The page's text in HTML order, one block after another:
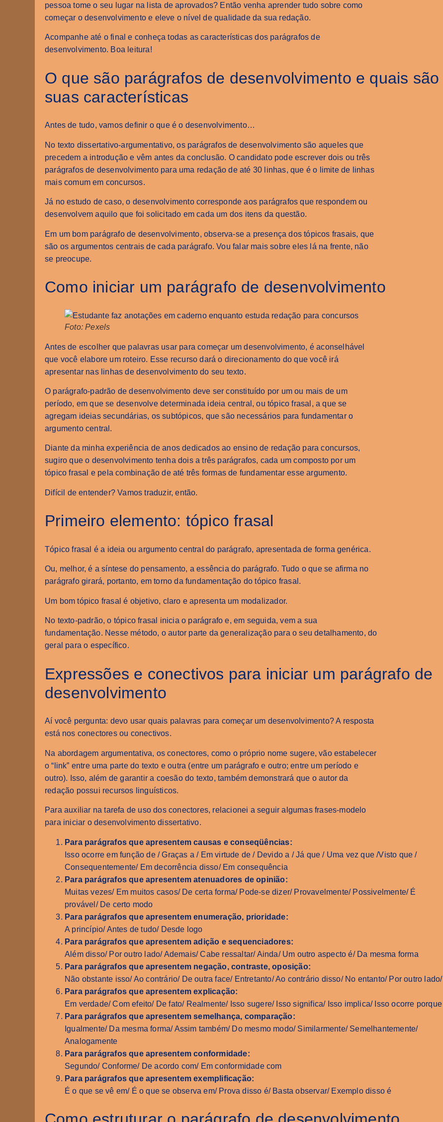
pessoa tome o seu lugar na lista de aprovados? Então venha aprender tudo sobre como
começar o desenvolvimento e eleve o nível de qualidade da sua redação.
Acompanhe até o final e conheça todas as características dos parágrafos de
desenvolvimento. Boa leitura!
O que são parágrafos de desenvolvimento e quais são
suas características
Antes de tudo, vamos definir o que é o desenvolvimento…
No texto dissertativo-argumentativo, os parágrafos de desenvolvimento são aqueles que
precedem a introdução e vêm antes da conclusão. O candidato pode escrever dois ou três
parágrafos de desenvolvimento para uma redação de até 30 linhas, que é o limite de linhas
mais comum em concursos.
Já no estudo de caso, o desenvolvimento corresponde aos parágrafos que respondem ou
desenvolvem aquilo que foi solicitado em cada um dos itens da questão.
Em um bom parágrafo de desenvolvimento, observa-se a presença dos tópicos frasais, que
são os argumentos centrais de cada parágrafo. Vou falar mais sobre eles lá na frente, não
se preocupe.
Como iniciar um parágrafo de desenvolvimento
Foto: Pexels
Antes de escolher que palavras usar para começar um desenvolvimento, é aconselhável
que você elabore um roteiro. Esse recurso dará o direcionamento do que você irá
apresentar nas linhas de desenvolvimento do seu texto.
O parágrafo-padrão de desenvolvimento deve ser constituído por um ou mais de um
período, em que se desenvolve determinada ideia central, ou tópico frasal, a que se
agregam ideias secundárias, os subtópicos, que são necessários para fundamentar o
argumento central.
Diante da minha experiência de anos dedicados ao ensino de redação para concursos,
sugiro que o desenvolvimento tenha dois a três parágrafos, cada um composto por um
tópico frasal e pela combinação de até três formas de fundamentar esse argumento.
Difícil de entender? Vamos traduzir, então.
Primeiro elemento: tópico frasal
Tópico frasal é a ideia ou argumento central do parágrafo, apresentada de forma genérica.
Ou, melhor, é a síntese do pensamento, a essência do parágrafo. Tudo o que se afirma no
parágrafo girará, portanto, em torno da fundamentação do tópico frasal.
Um bom tópico frasal é objetivo, claro e apresenta um modalizador.
No texto-padrão, o tópico frasal inicia o parágrafo e, em seguida, vem a sua
fundamentação. Nesse método, o autor parte da generalização para o seu detalhamento, do
geral para o específico.
Expressões e conectivos para iniciar um parágrafo de
desenvolvimento
Aí você pergunta: devo usar quais palavras para começar um desenvolvimento? A resposta
está nos conectores ou conectivos.
Na abordagem argumentativa, os conectores, como o próprio nome sugere, vão estabelecer
o “link” entre uma parte do texto e outra (entre um parágrafo e outro; entre um período e
outro). Isso, além de garantir a coesão do texto, também demonstrará que o autor da
redação possui recursos linguísticos.
Para auxiliar na tarefa de uso dos conectores, relacionei a seguir algumas frases-modelo
para iniciar o desenvolvimento dissertativo.
Para parágrafos que apresentem causas e conseqüências:
Isso ocorre em função de / Graças a / Em virtude de / Devido a / Já que / Uma vez que /Visto que /
Consequentemente/ Em decorrência disso/ Em consequência
Para parágrafos que apresentem atenuadores de opinião:
Muitas vezes/ Em muitos casos/ De certa forma/ Pode-se dizer/ Provavelmente/ Possivelmente/ É
provável/ De certo modo
Para parágrafos que apresentem enumeração, prioridade:
A princípio/ Antes de tudo/ Desde logo
Para parágrafos que apresentem adição e sequenciadores:
Além disso/ Por outro lado/ Ademais/ Cabe ressaltar/ Ainda/ Um outro aspecto é/ Da mesma forma
Para parágrafos que apresentem negação, contraste, oposição:
Não obstante isso/ Ao contrário/ De outra face/ Entretanto/ Ao contrário disso/ No entanto/ Por outro lado/
Para parágrafos que apresentem explicação:
Em verdade/ Com efeito/ De fato/ Realmente/ Isso sugere/ Isso significa/ Isso implica/ Isso ocorre porque
Para parágrafos que apresentem semelhança, comparação:
Igualmente/ Da mesma forma/ Assim também/ Do mesmo modo/ Similarmente/ Semelhantemente/
Analogamente
Para parágrafos que apresentem conformidade:
Segundo/ Conforme/ De acordo com/ Em conformidade com
Para parágrafos que apresentem exemplificação:
É o que se vê em/ É o que se observa em/ Prova disso é/ Basta observar/ Exemplo disso é